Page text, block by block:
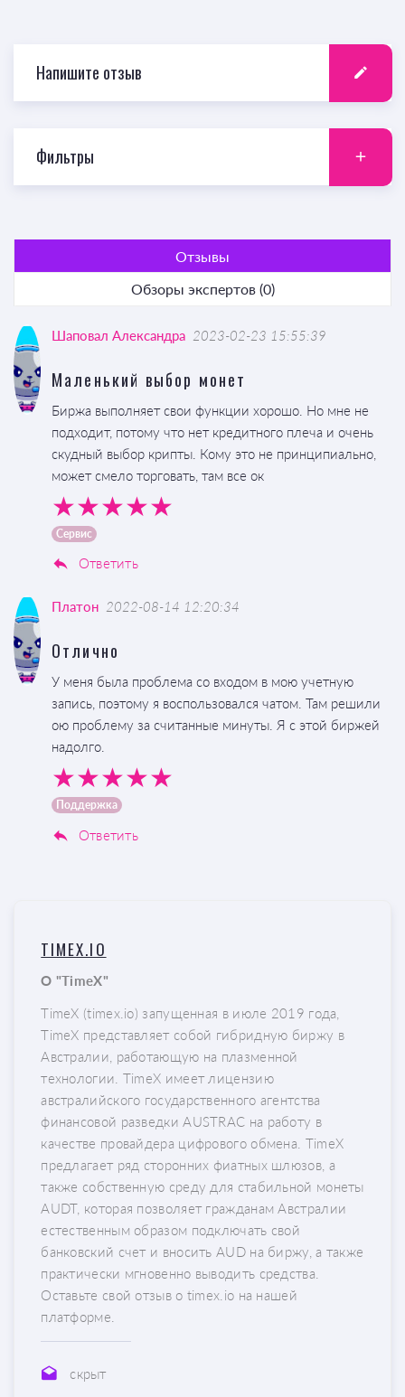
Напишите отзыв
Фильтры
Отзывы
Обзоры экспертов (0)
Шаповал Александра 2023-02-23 15:55:39
Маленький выбор монет
Биржа выполняет свои функции хорошо. Но мне не
подходит, потому что нет кредитного плеча и очень
скудный выбор крипты. Кому это не принципиально,
может смело торговать, там все ок
Сервис
Ответить
Платон 2022-08-14 12:20:34
Отлично
У меня была проблема со входом в мою учетную
запись, поэтому я воспользовался чатом. Там решили
ою проблему за считанные минуты. Я с этой биржей
надолго.
Поддержка
Ответить
TIMEX.IO
О "TimeX"
TimeX (timex.io) запущенная в июле 2019 года,
TimeX представляет собой гибридную биржу в
Австралии, работающую на плазменной
технологии. TimeX имеет лицензию
австралийского государственного агентства
финансовой разведки AUSTRAC на работу в
качестве провайдера цифрового обмена. TimeX
предлагает ряд сторонних фиатных шлюзов, а
также собственную среду для стабильной монеты
AUDT, которая позволяет гражданам Австралии
естественным образом подключать свой
банковский счет и вносить AUD на биржу, а также
практически мгновенно выводить средства.
Оставьте свой отзыв о timex.io на нашей
платформе.
скрыт